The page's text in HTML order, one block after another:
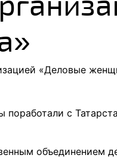
«Деловые
с
объединением